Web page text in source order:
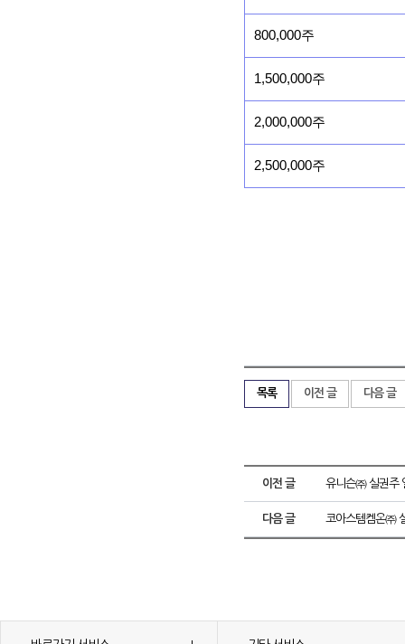
800,000주
1,500,000주
2,000,000주
2,500,000주
목록 이전 글 다음 글
이전 글 유니슨㈜ 실권주
다음 글 코아스템켐온㈜